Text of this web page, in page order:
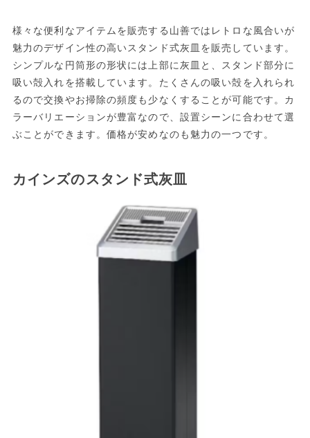
様々な便利なアイテムを販売する山善ではレトロな風合いが
魅力のデザイン性の高いスタンド式灰皿を販売しています。
シンプルな円筒形の形状には上部に灰皿と、スタンド部分に
吸い殻入れを搭載しています。たくさんの吸い殻を入れられ
るので交換やお掃除の頻度も少なくすることが可能です。カ
ラーバリエーションが豊富なので、設置シーンに合わせて選
ぶことができます。価格が安めなのも魅力の一つです。
カインズのスタンド式灰皿